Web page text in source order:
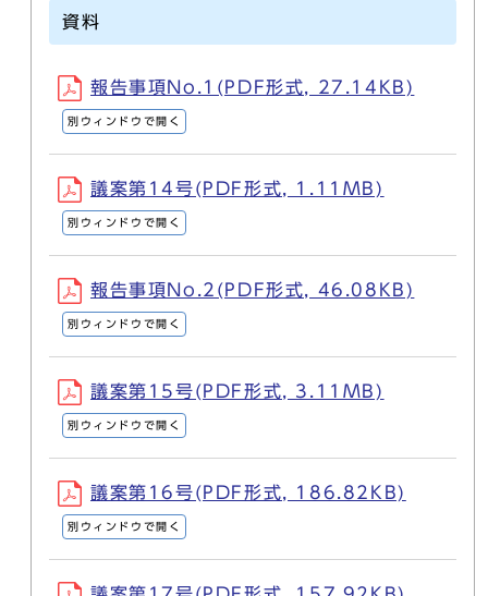
資料
報告事項No.1(PDF形式, 27.14KB)
別ウィンドウで開く
議案第14号(PDF形式, 1.11MB)
別ウィンドウで開く
報告事項No.2(PDF形式, 46.08KB)
別ウィンドウで開く
議案第15号(PDF形式, 3.11MB)
別ウィンドウで開く
議案第16号(PDF形式, 186.82KB)
別ウィンドウで開く